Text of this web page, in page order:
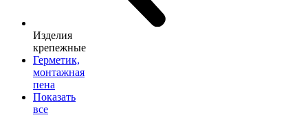
Изделия
крепежные
Герметик,
монтажная
пена
Показать
все